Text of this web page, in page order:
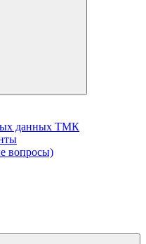
данных ТМК
вопросы)